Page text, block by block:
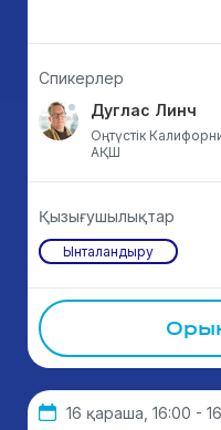
Спикерлер
Дуглас Линч
Оңтүстік
АҚШ
Қызығушылықтар
Ынталандыру
16 қараша, 16:00 -